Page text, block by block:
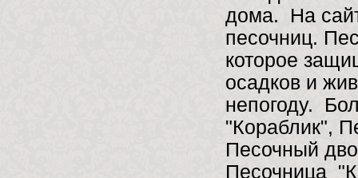
дома. На
песочниц.
которое
осадков и
непогоду.
"Кораблик",
Песочный
Песочница